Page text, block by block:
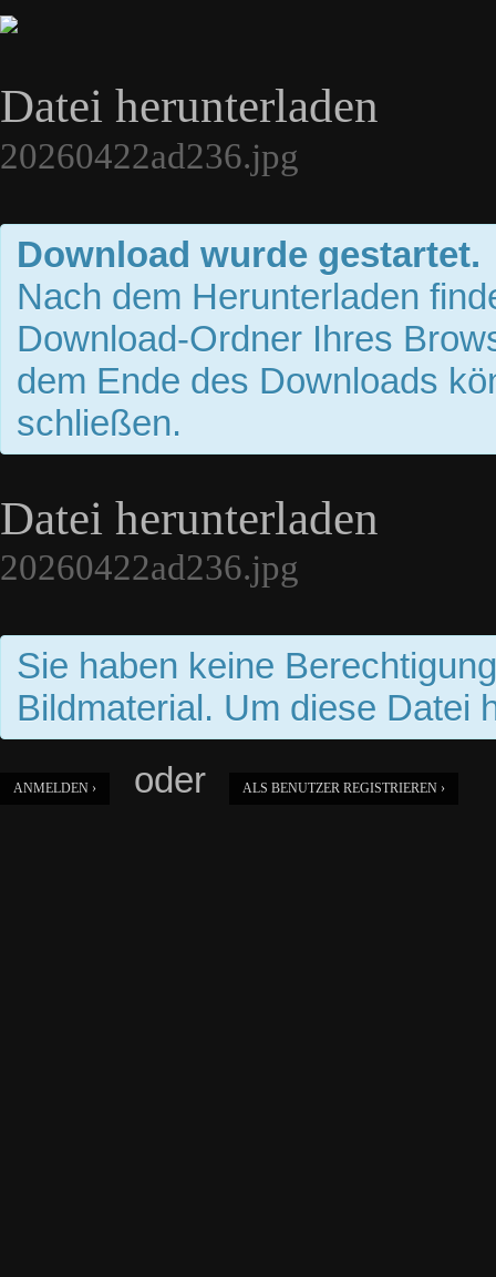
Datei herunterladen
20260422ad236.jpg
Download wurde gestartet.
Nach dem Herunterladen
Download-Ordner Ihres
dem Ende des Downloads
schließen.
Datei herunterladen
20260422ad236.jpg
Sie haben keine
Bildmaterial. Um diese Datei
ANMELDEN › oder ALS BENUTZER REGISTRIEREN ›